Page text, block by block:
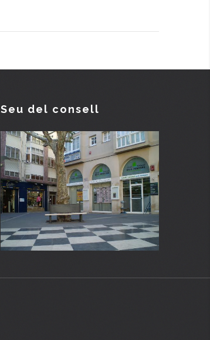
Seu del consell